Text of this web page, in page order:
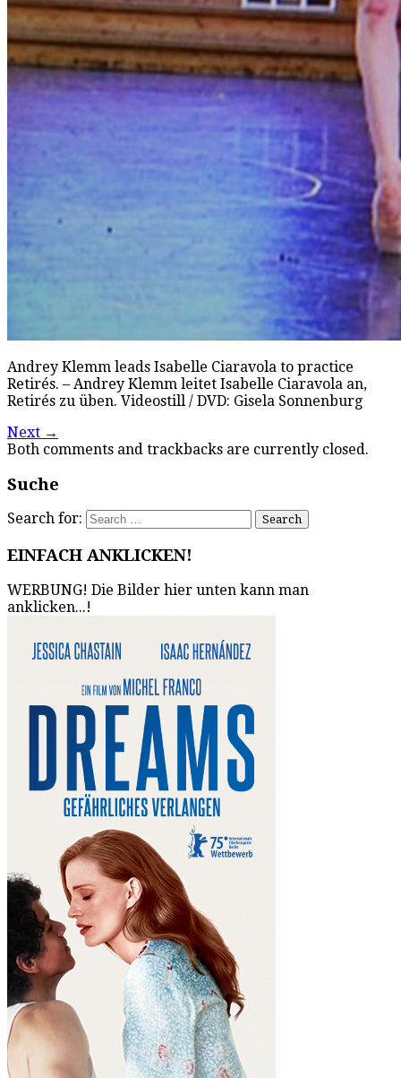
Andrey Klemm leads Isabelle Ciaravola to practice
Retirés. – Andrey Klemm leitet Isabelle Ciaravola an,
Retirés zu üben. Videostill / DVD: Gisela Sonnenburg
Next →
Both comments and trackbacks are currently closed.
Suche
Search for:
EINFACH ANKLICKEN!
WERBUNG! Die Bilder hier unten kann man
anklicken...!